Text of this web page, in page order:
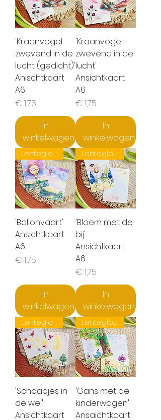
'Kraanvogel
zwevend in de
lucht (gedicht)'
Anischtkaart
A6
Prijs
€ 1,75
In
winkelwagen
'Kraanvogel
zwevend in de
lucht'
Ansichtkaart
A6
Prijs
€ 1,75
In
winkelwagen
Lentegloed
'Ballonvaart'
Ansichtkaart
A6
Prijs
€ 1,75
In
winkelwagen
Lentegloed
'Bloem met de
bij'
Ansichtkaart
A6
Prijs
€ 1,75
In
winkelwagen
Lentegloed
'Schaapjes in
de wei'
Ansichtkaart
Lentegloed
'Gans met de
kinderwagen'
Ansaichtkaart